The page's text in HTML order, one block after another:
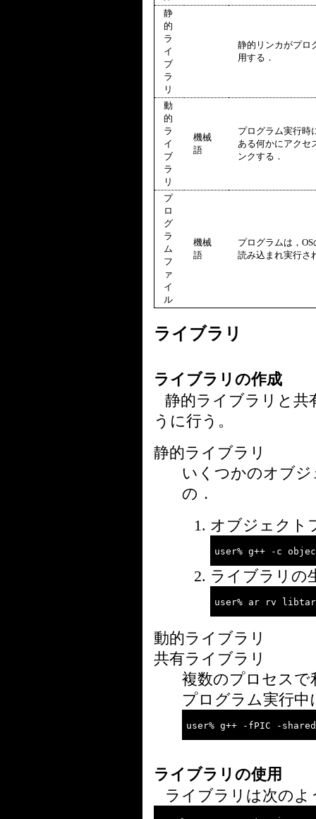
静
的
ラ
イ
ブ
ラ
リ
静的リンカがプロ
用する．
動
的
ラ
イ
ブ
ラ
リ
機械
語
プログラム実行時
ある何かにアクセ
ンクする．
プ
ロ
グ
ラ
ム
フ
ァ
イ
ル
機械
語
プログラムは，
読み込まれ実行さ
ライブラリ
ライブラリの作成
静的ライブラリと共
うに行う。
静的ライブラリ
いくつかのオブ
の．
オブジェクト
ライブラリの
動的ライブラリ
共有ライブラリ
複数のプロセス
プログラム実行
ライブラリの使用
ライブラリは次のよ